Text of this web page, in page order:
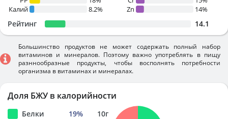
Калий
8.2%
Zn
14%
Рейтинг 14.1
Большинство продуктов не может содержать полный набор
витаминов и минералов. Поэтому важно употреблять в пищу
разннообразные продукты, чтобы восполнять потребности
организма в витаминах и минералах.
Доля БЖУ в калорийности
Белки 19% 10г